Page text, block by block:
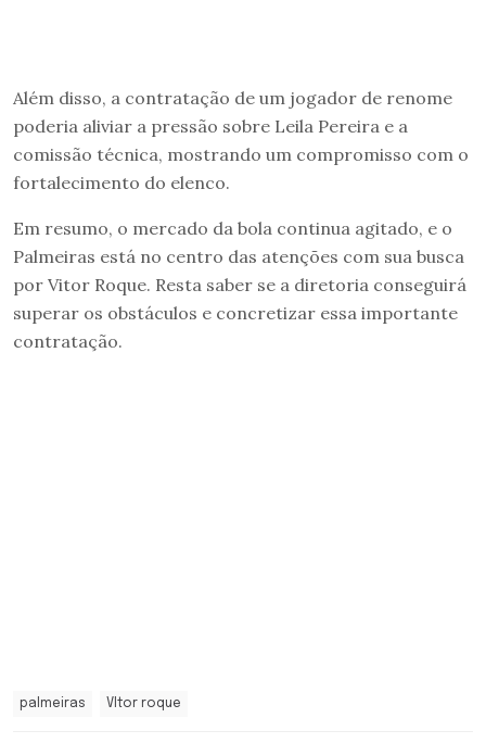
Além disso, a contratação de um jogador de renome
poderia aliviar a pressão sobre Leila Pereira e a
comissão técnica, mostrando um compromisso com o
fortalecimento do elenco.
Em resumo, o mercado da bola continua agitado, e o
Palmeiras está no centro das atenções com sua busca
por Vitor Roque. Resta saber se a diretoria conseguirá
superar os obstáculos e concretizar essa importante
contratação.
palmeiras VItor roque